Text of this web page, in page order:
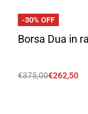
-30% OFF
Borsa Dua in
€375,00€262,50